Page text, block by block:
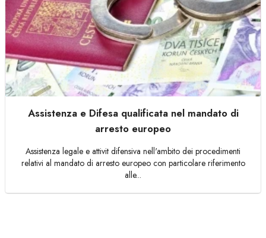
Assistenza e Difesa qualificata nel mandato di
arresto europeo
Assistenza legale e attivit difensiva nell'ambito dei procedimenti
relativi al mandato di arresto europeo con particolare riferimento
alle...